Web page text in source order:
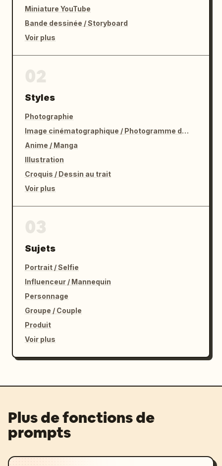
Miniature YouTube
Bande dessinée / Storyboard
Voir plus
Styles
Photographie
Image cinématographique / Photogramme de film
Anime / Manga
Illustration
Croquis / Dessin au trait
Voir plus
Sujets
Portrait / Selfie
Influenceur / Mannequin
Personnage
Groupe / Couple
Produit
Voir plus
Plus de fonctions de
prompts